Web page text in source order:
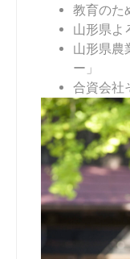
教育のた
山形県よ
山形県農
ー」
合資会社